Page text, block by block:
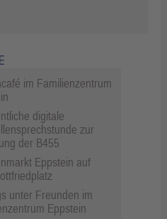
im Familienzentrum
digitale
zur
der B455
Eppstein auf
unter Freunden im
Eppstein